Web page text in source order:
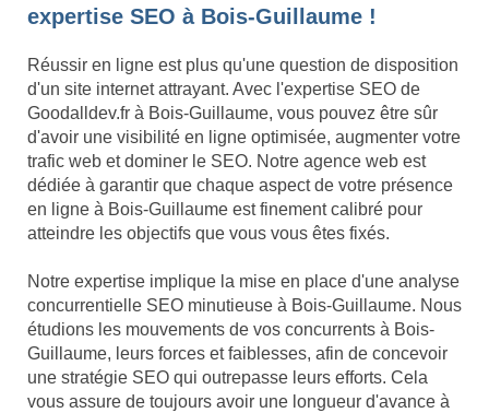
expertise SEO à Bois-Guillaume !
Réussir en ligne est plus qu'une question de disposition
d'un site internet attrayant. Avec l'expertise SEO de
Goodalldev.fr à Bois-Guillaume, vous pouvez être sûr
d'avoir une visibilité en ligne optimisée, augmenter votre
trafic web et dominer le SEO. Notre agence web est
dédiée à garantir que chaque aspect de votre présence
en ligne à Bois-Guillaume est finement calibré pour
atteindre les objectifs que vous vous êtes fixés.
Notre expertise implique la mise en place d'une analyse
concurrentielle SEO minutieuse à Bois-Guillaume. Nous
étudions les mouvements de vos concurrents à Bois-
Guillaume, leurs forces et faiblesses, afin de concevoir
une stratégie SEO qui outrepasse leurs efforts. Cela
vous assure de toujours avoir une longueur d'avance à